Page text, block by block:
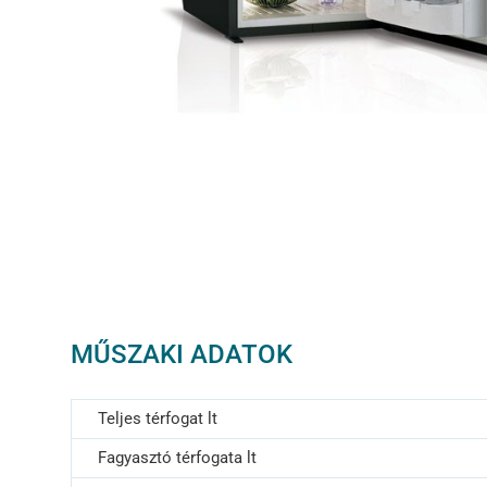
MŰSZAKI ADATOK
Teljes térfogat lt
Fagyasztó térfogata lt